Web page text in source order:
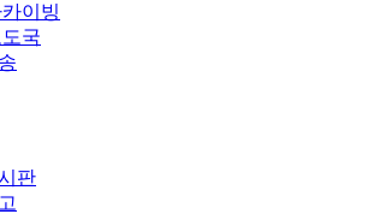
이빙
국
판